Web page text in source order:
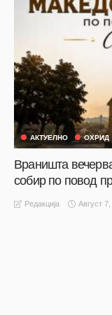
АКТУЕЛНО ОХРИД
Враништа
собир по повод
Редакција Август